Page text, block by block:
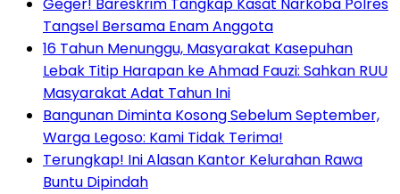
Tangsel Bersama Enam Anggota
16 Tahun Menunggu, Masyarakat Kasepuhan
Lebak Titip Harapan ke Ahmad Fauzi: Sahkan RUU
Masyarakat Adat Tahun Ini
Bangunan Diminta Kosong Sebelum September,
Warga Legoso: Kami Tidak Terima!
Terungkap! Ini Alasan Kantor Kelurahan Rawa
Buntu Dipindah